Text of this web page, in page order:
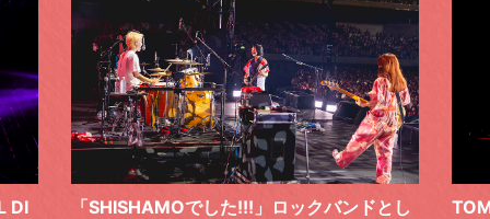
し
TOMOO、３台の鍵盤で「6月から7月の空
筋